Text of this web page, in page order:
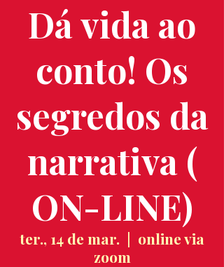
Dá vida ao
conto! Os
segredos da
narrativa (
ON-LINE)
ter., 14 de mar.
  |
online via
zoom